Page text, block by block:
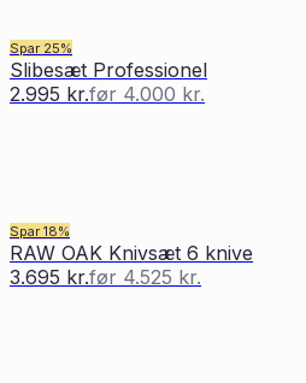
Spar 25%
Slibesæt Professionel
2.995 kr.før 4.000 kr.
Spar 18%
RAW OAK Knivsæt 6 knive
3.695 kr.før 4.525 kr.